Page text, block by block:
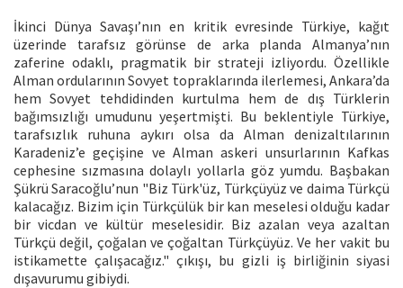
İkinci Dünya Savaşı’nın en kritik evresinde Türkiye, kağıt
üzerinde tarafsız görünse de arka planda Almanya’nın
zaferine odaklı, pragmatik bir strateji izliyordu. Özellikle
Alman ordularının Sovyet topraklarında ilerlemesi, Ankara’da
hem Sovyet tehdidinden kurtulma hem de dış Türklerin
bağımsızlığı umudunu yeşertmişti. Bu beklentiyle Türkiye,
tarafsızlık ruhuna aykırı olsa da Alman denizaltılarının
Karadeniz’e geçişine ve Alman askeri unsurlarının Kafkas
cephesine sızmasına dolaylı yollarla göz yumdu. Başbakan
Şükrü Saracoğlu’nun "Biz Türk'üz, Türkçüyüz ve daima Türkçü
kalacağız. Bizim için Türkçülük bir kan meselesi olduğu kadar
bir vicdan ve kültür meselesidir. Biz azalan veya azaltan
Türkçü değil, çoğalan ve çoğaltan Türkçüyüz. Ve her vakit bu
istikamette çalışacağız." çıkışı, bu gizli iş birliğinin siyasi
dışavurumu gibiydi.